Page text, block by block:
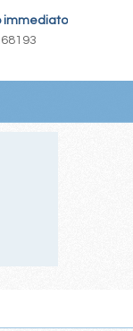
immediato